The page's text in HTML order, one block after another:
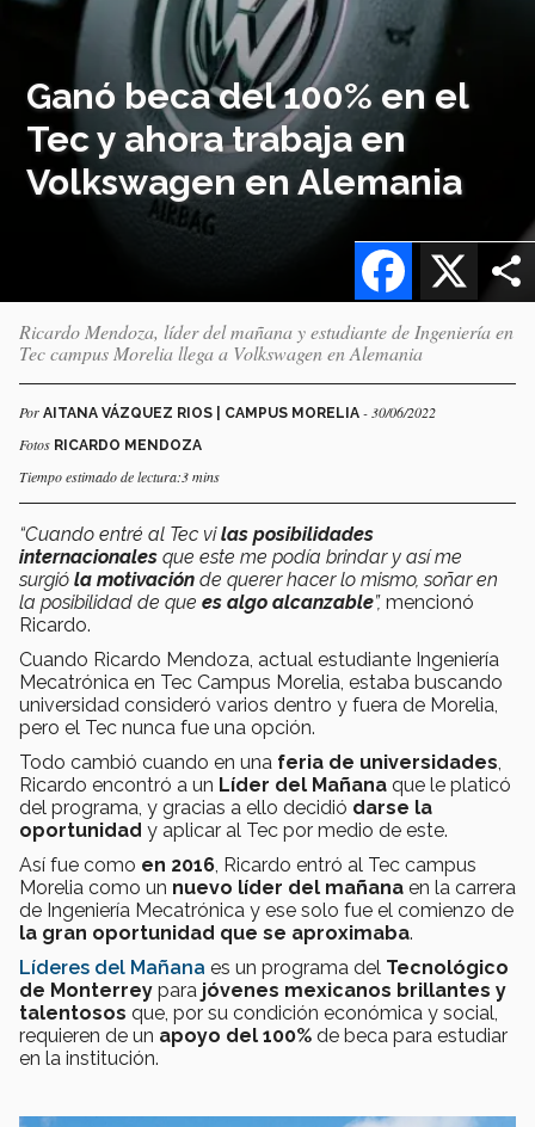
Ganó beca del 100% en el
Tec y ahora trabaja en
Volkswagen en Alemania
X
Facebook
Ricardo Mendoza, líder del mañana y estudiante de Ingeniería en
Tec campus Morelia llega a Volkswagen en Alemania
Por AITANA VÁZQUEZ RIOS | CAMPUS MORELIA - 30/06/2022
Fotos RICARDO MENDOZA
Tiempo estimado de lectura:3 mins
“Cuando entré al Tec vilas posibilidades
internacionales que este me podía brindar y así me
surgió la motivación de querer hacer lo mismo, soñar en
la posibilidad de que es algo alcanzable”, mencionó
Ricardo.
Cuando Ricardo Mendoza, actual estudiante Ingeniería
Mecatrónica en Tec Campus Morelia, estaba buscando
universidad consideró varios dentro y fuera de Morelia,
pero el Tec nunca fue una opción.
Todo cambió cuando en una feria de universidades
Ricardo encontró a un Líder del Mañana que le platicó
del programa, y gracias a ello decidió darse la
oportunidad y aplicar al Tec por medio de este.
Así fue como en 2016 , Ricardo entró al Tec campus
Morelia como un nuevo líder del mañana en la carrera
de Ingeniería Mecatrónica y ese solo fue el comienzo de
la gran oportunidad que se aproximaba.
Líderes del Mañana es un programa del Tecnológico
de Monterrey para jóvenes mexicanos brillantes y
talentosos que, por su condición económica y social,
requieren de un apoyo del 100% de beca para estudiar
en la institución.